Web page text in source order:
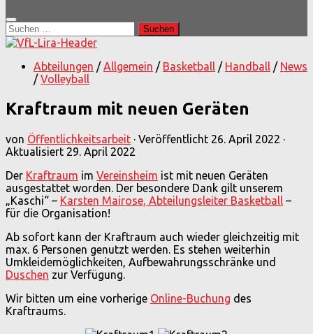
Suchen
nach:
Abteilungen / Allgemein / Basketball / Handball / News
/ Volleyball
Kraftraum mit neuen Geräten
von Öffentlichkeitsarbeit · Veröffentlicht 26. April 2022 ·
Aktualisiert 29. April 2022
Der Kraftraum im Vereinsheim ist mit neuen Geräten
ausgestattet worden. Der besondere Dank gilt unserem
„Kaschi“ – Karsten Mairose, Abteilungsleiter Basketball –
für die Organisation!
Ab sofort kann der Kraftraum auch wieder gleichzeitig mit
max. 6 Personen genutzt werden. Es stehen weiterhin
Umkleidemöglichkeiten, Aufbewahrungsschränke und
Duschen zur Verfügung.
Wir bitten um eine vorherige Online-Buchung des
Kraftraums.